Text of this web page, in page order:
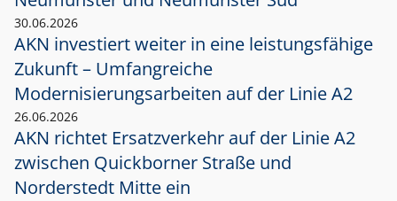
30.06.2026
AKN investiert weiter in eine leistungsfähige
Zukunft – Umfangreiche
Modernisierungsarbeiten auf der Linie A2
26.06.2026
AKN richtet Ersatzverkehr auf der Linie A2
zwischen Quickborner Straße und
Norderstedt Mitte ein